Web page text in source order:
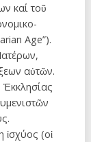
καί τοῦ
Age”).
αὐτῶν.
Ἐκκλησίας
(οἱ